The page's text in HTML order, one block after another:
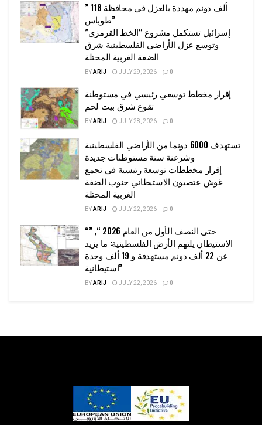
” 118 ألف دونم مهددة بالعزل في محافظة
طوباس”
إسرائيل تستكمل مشروع “الخط القرمزي”
وتوسع عزل الأراضي الفلسطينية شرق
الضفة الغربية المحتلة
BYARIJ JULY 29, 2026 0
إقرار مخطط توسعي رئيسي في مستوطنة
تقوع شرق بيت لحم
BYARIJ JULY 28, 2026 0
تستهدف 6000 دونما من الأراضي الفلسطينية
وشرعنة ستة مستوطنات جديدة
إقرار مخططات توسعة رئيسية في تجمع
غوش عتصيون الاستيطاني جنوب الضفة
الغربية المحتلة
BYARIJ JULY 22, 2026 0
“حتى النصف الأول من العام 2026 “, ”
الاستيطان يلتهم الأرض الفلسطينية: ما يزيد
عن 22 ألف دونم مستهدفة و 19 ألف وحدة
استيطانية”
BYARIJ JULY 22, 2026 0